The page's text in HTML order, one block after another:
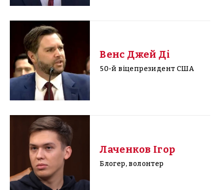
Венс Джей Ді
50-й віцепрезидент США
Лаченков Ігор
Блогер, волонтер